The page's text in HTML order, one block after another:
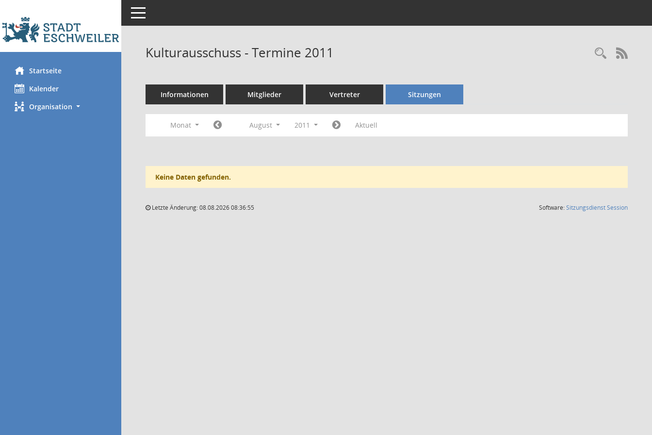
Startseite
Kalender
Organisation
Toggle navigation
Kulturausschuss - Termine 2011
Informationen Mitglieder Vertreter Sitzungen
Monat August 2011 Aktuell
Keine Daten gefunden.
Letzte Änderung: 08.08.2026 08:36:55 Software:SitzungsdienstSession(Wird in